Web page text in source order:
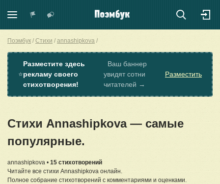
Поэмбук Стихи annashipkova
⭐
Разместите здесь
рекламу своего
стихотворения!
Ваш баннер
увидят сотни
читателей →
Разместить
Стихи Annashipkova — самые
популярные.
annashipkova • 15 стихотворений
Читайте все стихи Annashipkova онлайн.
Полное собрание стихотворений с комментариями и оценками.